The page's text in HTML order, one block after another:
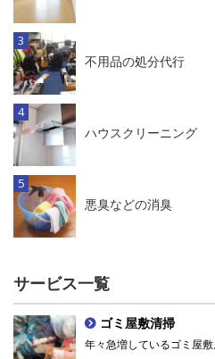
不用品の処分代行
ハウスクリーニング
悪臭などの消臭
サービス一覧
ゴミ屋敷清掃
年々急増しているゴミ屋